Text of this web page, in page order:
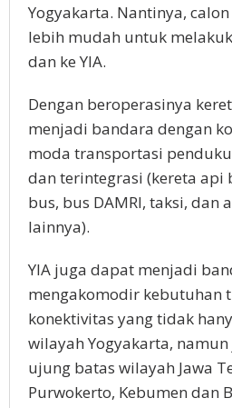
Yogyakarta. Nantinya,
lebih mudah untuk
dan ke YIA.
Dengan beroperasinya
menjadi bandara dengan
moda transportasi
dan terintegrasi (kereta api
bus, bus DAMRI, taksi, dan
lainnya).
YIA juga dapat menjadi
mengakomodir kebutuhan
konektivitas yang tidak
wilayah Yogyakarta,
ujung batas wilayah Jawa
Purwokerto, Kebumen dan